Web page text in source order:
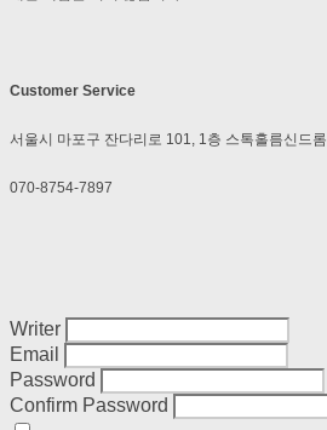
Customer Service
서울시 마포구 잔다리로 101, 1층 스톡홀름신드롬
070-8754-7897
Writer
Email
Password
Confirm Password